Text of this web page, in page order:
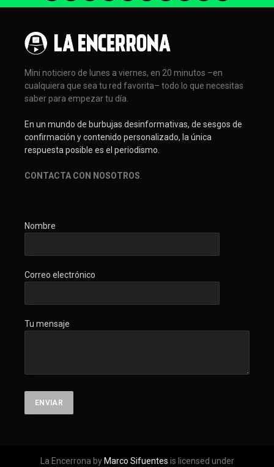
Mini noticiero de lunes a viernes, en 20 minutos –en
cualquiera que sea tu red favorita– todo lo que necesitas
saber para empezar tu día.
En un mundo de burbujas desinformativas, de sesgos de
confirmación y contenido personalizado, la única
respuesta posible es el periodismo.
CONTACTA CON NOSOTROS
Nombre
Correo electrónico
Tu mensaje
La Encerrona by Marco Sifuentes is licensed under